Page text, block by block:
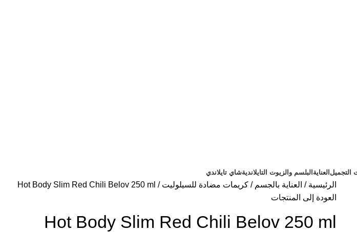
العناية البلسم والزيوت التايلانديةشاي تايلاندي
الرئيسية العناية بالجسم كريمات مضادة للسيلوليت
Hot Body Slim Red Chili Belov 250 ml
العودة إلى المنتجات
Hot Body Slim Red Chili Belov 250 ml